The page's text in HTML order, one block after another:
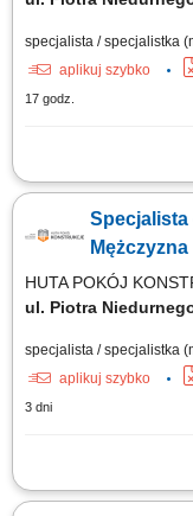
specjalista / specjalistka
aplikuj szybko
17 godz.
Zadania:
finansowej firmy; Udział
analizie kontraktów;
Mężczyzna
HUTA POKÓJ
ul. Piotra
specjalista / specjalistka
aplikuj szybko
3 dni
Osoba, która dołączy do